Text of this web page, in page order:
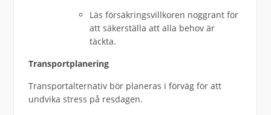
Läs försäkringsvillkoren noggrant för
att säkerställa att alla behov är
täckta.
Transportplanering
Transportalternativ bör planeras i förväg för att
undvika stress på resdagen.